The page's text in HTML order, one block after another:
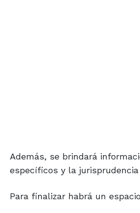
Además, se brindará
específicos y la
Para finalizar habrá un